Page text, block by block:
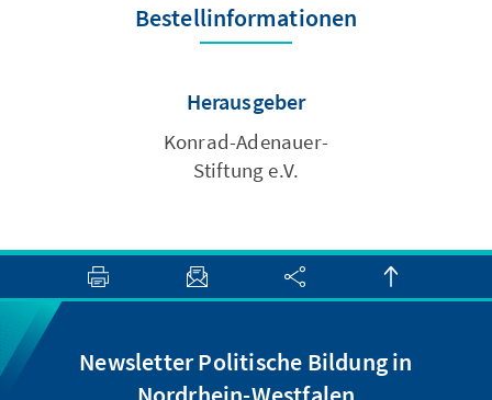
Bestellinformationen
Herausgeber
Konrad-Adenauer-
Stiftung e.V.
Newsletter Politische Bildung in